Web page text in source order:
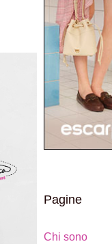
Pagine
Chi sono